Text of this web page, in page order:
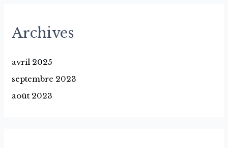
Archives
avril 2025
septembre 2023
août 2023